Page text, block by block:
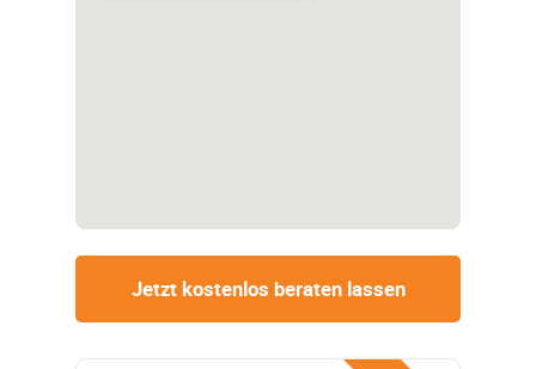
Jetzt kostenlos beraten lassen